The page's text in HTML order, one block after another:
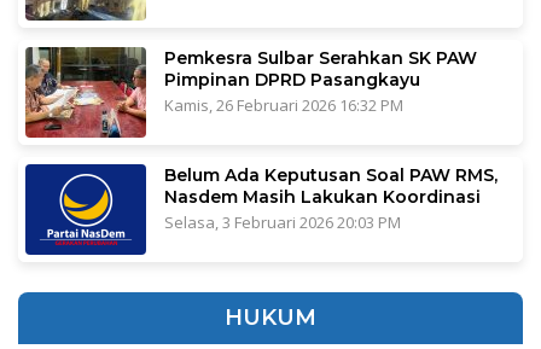
Pemkesra Sulbar Serahkan SK PAW
Pimpinan DPRD Pasangkayu
Kamis, 26 Februari 2026 16:32 PM
Belum Ada Keputusan Soal PAW RMS,
Nasdem Masih Lakukan Koordinasi
Selasa, 3 Februari 2026 20:03 PM
HUKUM